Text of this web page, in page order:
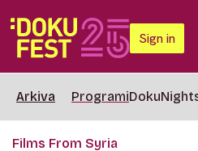
Sign in
Arkiva Programi
Films From Syria